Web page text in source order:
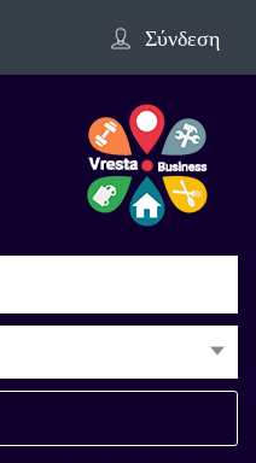
Σύνδεση